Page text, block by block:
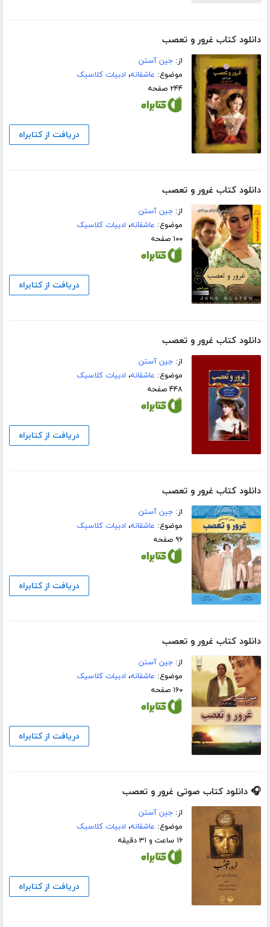
دانلود کتاب غرور و تعصب
از:جین آستن
موضوع: عاشقانه، ادبیات کلاسیک
۲۴۴ صفحه
دریافت از کتابراه
دانلود کتاب غرور و تعصب
از:جین آستن
موضوع: عاشقانه، ادبیات کلاسیک
۱۰۰ صفحه
دریافت از کتابراه
دانلود کتاب غرور و تعصب
از:جین آستن
موضوع: عاشقانه، ادبیات کلاسیک
۴۴۸ صفحه
دریافت از کتابراه
دانلود کتاب غرور و تعصب
از:جین آستن
موضوع: عاشقانه، ادبیات کلاسیک
۹۶ صفحه
دریافت از کتابراه
دانلود کتاب غرور و تعصب
از:جین آستن
موضوع: عاشقانه، ادبیات کلاسیک
۱۶۰ صفحه
دریافت از کتابراه
🎧 دانلود کتاب صوتی غرور و تعصب
از:جین آستن
موضوع: عاشقانه، ادبیات کلاسیک
۱۶ ساعت و ۳۱ دقیقه
دریافت از کتابراه